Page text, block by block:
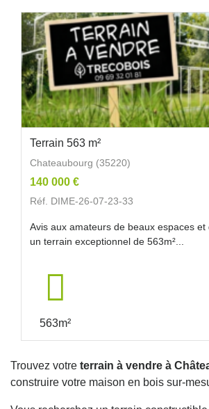
Terrain 563 m²
Chateaubourg (35220)
140 000 €
Réf. DIME-26-07-23-33
Avis aux amateurs de beaux espaces et
un terrain exceptionnel de 563m²...
563m²
Trouvez votre terrain à vendre à
construire votre maison en bois sur-